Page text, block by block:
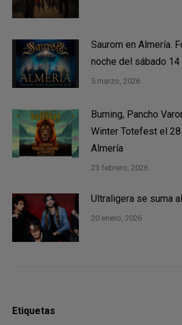
Saurom en Almería.
noche del sábado 14
5 marzo, 2026
Burning, Pancho
Winter Totefest el
Almería
23 febrero, 2026
Ultraligera se suma
20 enero, 2026
Etiquetas